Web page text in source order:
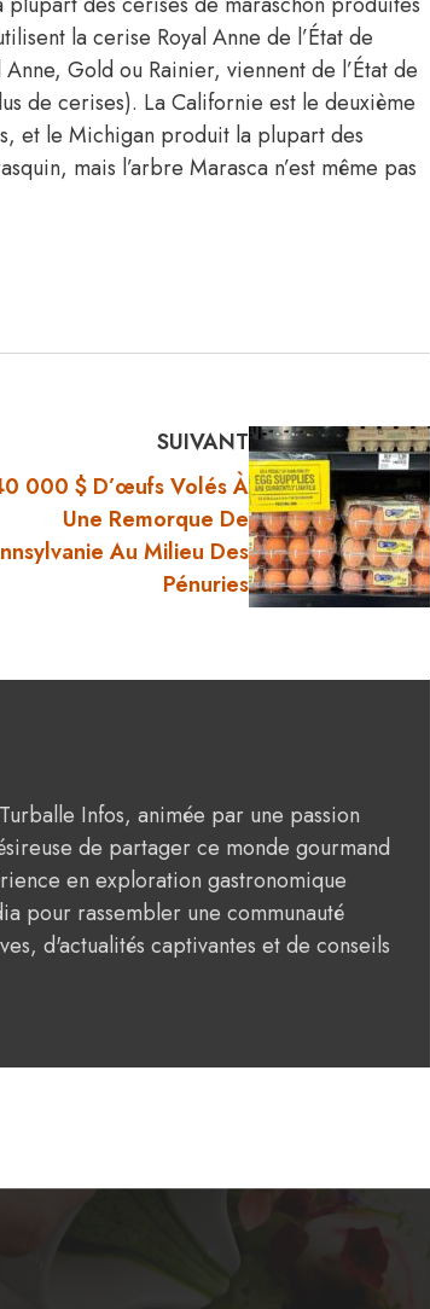
la cerise Royal Anne de l’État de
Gold ou Rainier, viennent de l’État de
de cerises). La Californie est le deuxième
et le Michigan produit la plupart des
mais l’arbre Marasca n’est même pas
SUIVANT
000 $ D’œufs Volés À
Une Remorque De
Au Milieu Des
Pénuries
Infos, animée par une passion
de partager ce monde gourmand
en exploration gastronomique
pour rassembler une communauté
d'actualités captivantes et de conseils